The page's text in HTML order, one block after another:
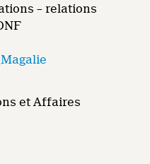
– relations
et Affaires